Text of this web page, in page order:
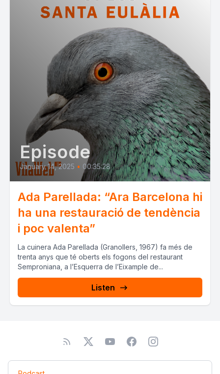
Episode
January 14, 2025 • 00:35:28
Ada Parellada: “Ara Barcelona hi
ha una restauració de tendència
i poc valenta”
La cuinera Ada Parellada (Granollers, 1967) fa més de
trenta anys que té oberts els fogons del restaurant
Semproniana, a l’Esquerra de l’Eixample de...
Listen